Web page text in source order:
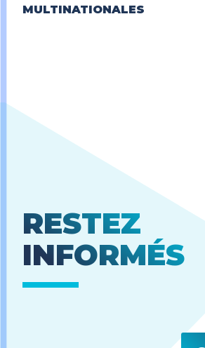
MULTINATIONALES
RESTEZ
INFORMÉS